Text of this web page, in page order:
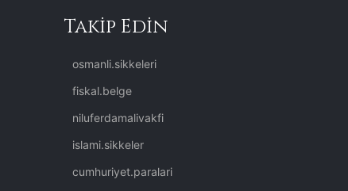
Takip Edin
osmanli.sikkeleri
fiskal.belge
niluferdamalivakfi
islami.sikkeler
cumhuriyet.paralari